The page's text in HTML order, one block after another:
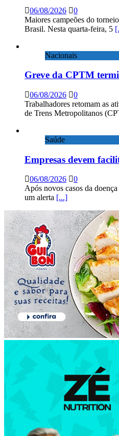
06/08/2026
0
Maiores campeões do
Brasil. Nesta quarta-feira, 5
Nacionais
Greve da CPTM
06/08/2026
0
Trabalhadores retomam as
de Trens Metropolitanos
Saúde
Empresas devem
06/08/2026
0
Após novos casos da
um alerta [...]